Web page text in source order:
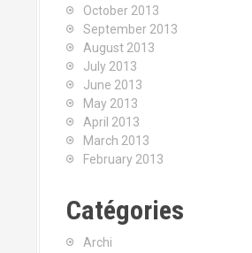
October 2013
September 2013
August 2013
July 2013
June 2013
May 2013
April 2013
March 2013
February 2013
Catégories
Archi